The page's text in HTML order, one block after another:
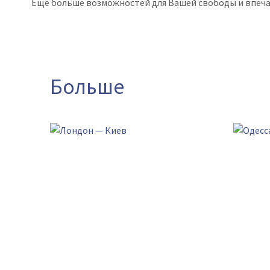
Еще больше возможностей для Вашей свободы и
Больше